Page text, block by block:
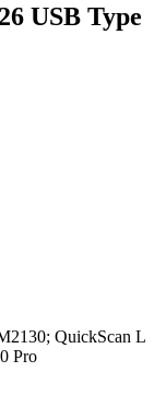
USB Type
QuickScan L
Pro